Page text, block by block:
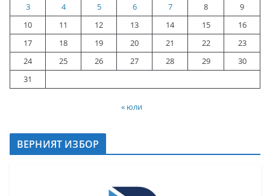
3
4 5 6 7 8
9
10
11 12 13 14 15
16
17
18 19 20 21 22
23
24
25 26 27 28 29
30
31
« юли
ВЕРНИЯТ ИЗБОР